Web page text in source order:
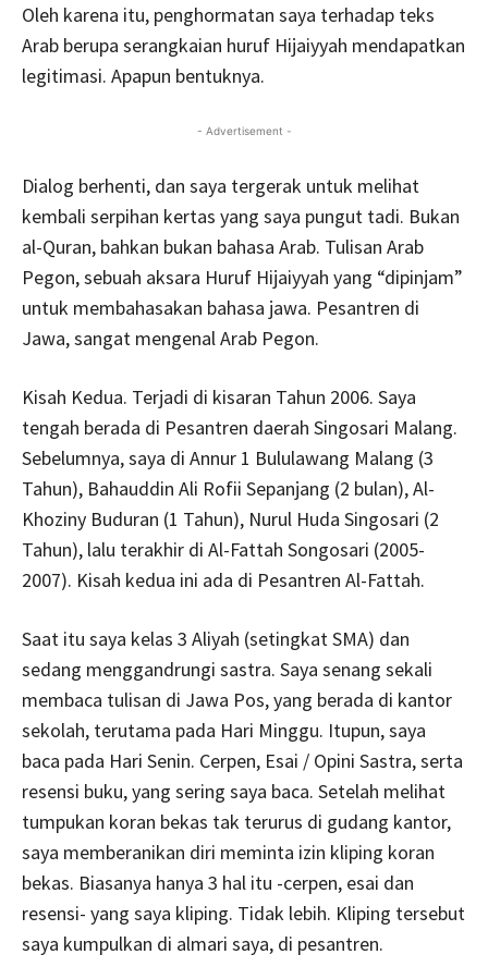
Oleh karena itu, penghormatan saya terhadap teks
Arab berupa serangkaian huruf Hijaiyyah mendapatkan
legitimasi. Apapun bentuknya.
- Advertisement -
Dialog berhenti, dan saya tergerak untuk melihat
kembali serpihan kertas yang saya pungut tadi. Bukan
al-Quran, bahkan bukan bahasa Arab. Tulisan Arab
Pegon, sebuah aksara Huruf Hijaiyyah yang “dipinjam”
untuk membahasakan bahasa jawa. Pesantren di
Jawa, sangat mengenal Arab Pegon.
Kisah Kedua. Terjadi di kisaran Tahun 2006. Saya
tengah berada di Pesantren daerah Singosari Malang.
Sebelumnya, saya di Annur 1 Bululawang Malang (3
Tahun), Bahauddin Ali Rofii Sepanjang (2 bulan), Al-
Khoziny Buduran (1 Tahun), Nurul Huda Singosari (2
Tahun), lalu terakhir di Al-Fattah Songosari (2005-
2007). Kisah kedua ini ada di Pesantren Al-Fattah.
Saat itu saya kelas 3 Aliyah (setingkat SMA) dan
sedang menggandrungi sastra. Saya senang sekali
membaca tulisan di Jawa Pos, yang berada di kantor
sekolah, terutama pada Hari Minggu. Itupun, saya
baca pada Hari Senin. Cerpen, Esai / Opini Sastra, serta
resensi buku, yang sering saya baca. Setelah melihat
tumpukan koran bekas tak terurus di gudang kantor,
saya memberanikan diri meminta izin kliping koran
bekas. Biasanya hanya 3 hal itu -cerpen, esai dan
resensi- yang saya kliping. Tidak lebih. Kliping tersebut
saya kumpulkan di almari saya, di pesantren.